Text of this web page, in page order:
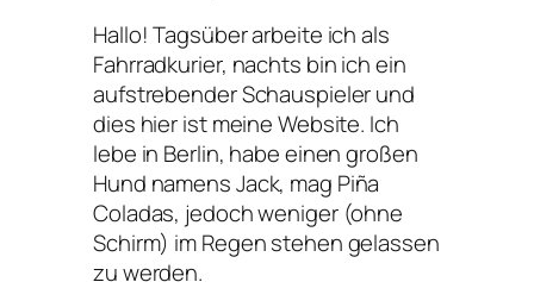
Hallo! Tagsüber arbeite ich als
Fahrradkurier, nachts bin ich ein
aufstrebender Schauspieler und
dies hier ist meine Website. Ich
lebe in Berlin, habe einen großen
Hund namens Jack, mag Piña
Coladas, jedoch weniger (ohne
Schirm) im Regen stehen gelassen
zu werden.